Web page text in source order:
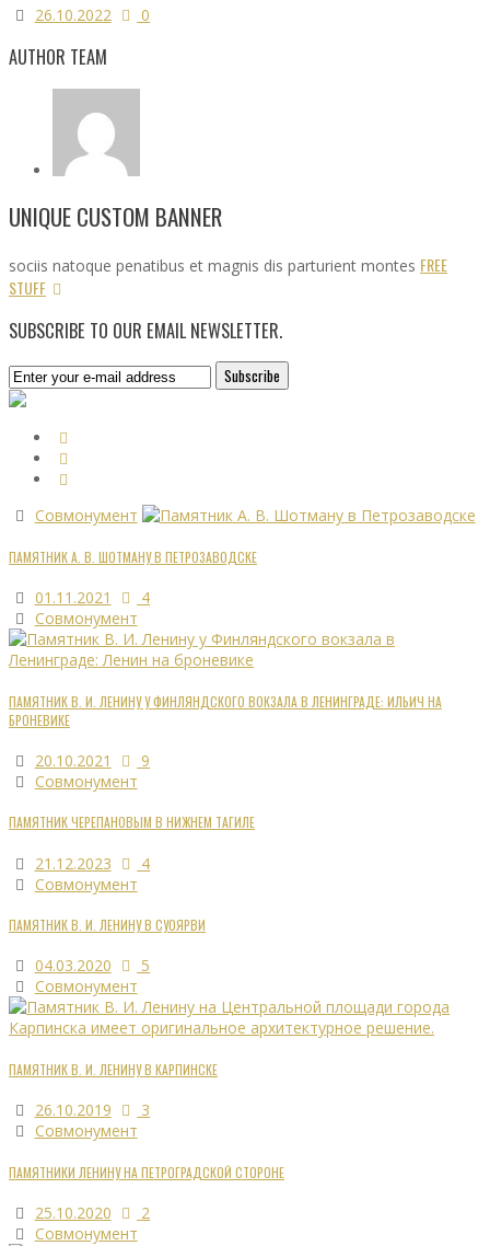
26.10.2022 0
AUTHOR TEAM
UNIQUE CUSTOM BANNER
sociis natoque penatibus et magnis dis parturient montes FREE
STUFF
SUBSCRIBE TO OUR EMAIL NEWSLETTER.
Совмонумент
ПАМЯТНИК А. В. ШОТМАНУ В ПЕТРОЗАВОДСКЕ
01.11.2021
4
Совмонумент
ПАМЯТНИК В. И. ЛЕНИНУ У ФИНЛЯНДСКОГО ВОКЗАЛА В ЛЕНИНГРАДЕ: ИЛЬИЧ НА
БРОНЕВИКЕ
20.10.2021
9
Совмонумент
ПАМЯТНИК ЧЕРЕПАНОВЫМ В НИЖНЕМ ТАГИЛЕ
21.12.2023
4
Совмонумент
ПАМЯТНИК В. И. ЛЕНИНУ В СУОЯРВИ
04.03.2020
5
Совмонумент
ПАМЯТНИК В. И. ЛЕНИНУ В КАРПИНСКЕ
26.10.2019
3
Совмонумент
ПАМЯТНИКИ ЛЕНИНУ НА ПЕТРОГРАДСКОЙ СТОРОНЕ
25.10.2020
2
Совмонумент